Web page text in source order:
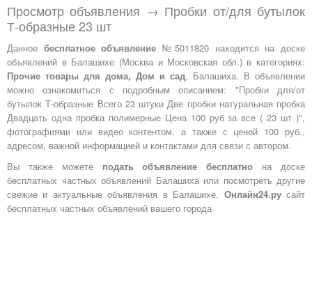
Просмотр объявления → Пробки от/для бутылок
Т-образные 23 шт
Данное бесплатное объявление №5011820 находится на доске
объявлений в Балашихе (Москва и Московская обл.) в категориях:
Прочие товары для дома, Дом и сад, Балашиха. В объявлении
можно ознакомиться с подробным описанием: "Пробки для/от
бутылок Т-образные Всего 23 штуки Две пробки натуральная пробка
Двадцать одна пробка полимерные Цена 100 руб за все ( 23 шт )",
фотографиями или видео контентом, а также с ценой 100 руб.,
адресом, важной информацией и контактами для связи с автором.
Вы также можете подать объявление бесплатно на доске
бесплатных частных объявлений Балашиха или посмотреть другие
свежие и актуальные объявления в Балашихе. Онлайн24.русайт
бесплатных частных объявлений вашего города